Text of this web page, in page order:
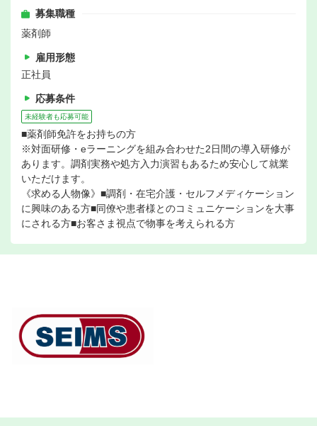
募集職種
薬剤師
雇用形態
正社員
応募条件
未経験者も応募可能
■薬剤師免許をお持ちの方
※対面研修・eラーニングを組み合わせた2日間の導入研修が
あります。調剤実務や処方入力演習もあるため安心して就業
いただけます。
《求める人物像》■調剤・在宅介護・セルフメディケーション
に興味のある方■同僚や患者様とのコミュニケーションを大事
にされる方■お客さま視点で物事を考えられる方